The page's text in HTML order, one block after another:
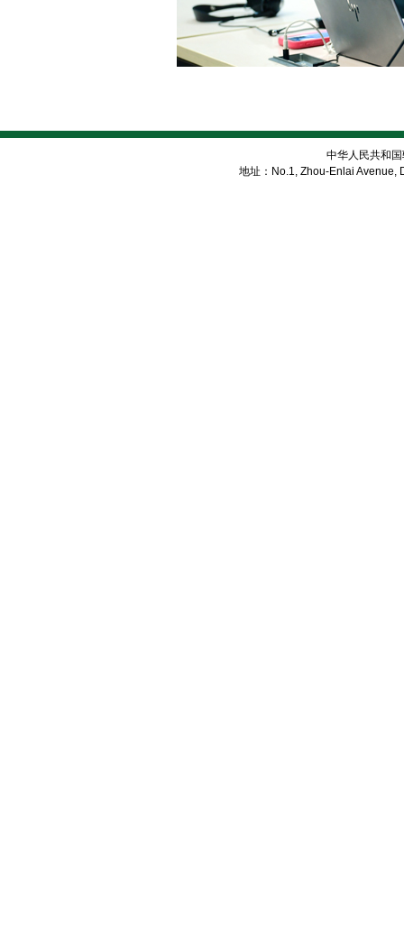
中华人民共和
地址：No.1, Zhou-Enlai Avenue,